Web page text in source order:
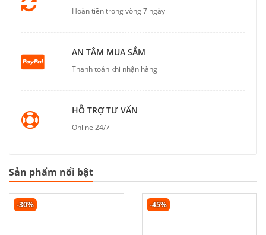
Hoàn tiền trong vòng 7 ngày
AN TÂM MUA SẮM
Thanh toán khi nhận hàng
HỖ TRỢ TƯ VẤN
Online 24/7
Sản phẩm nổi bật
-30% -45%